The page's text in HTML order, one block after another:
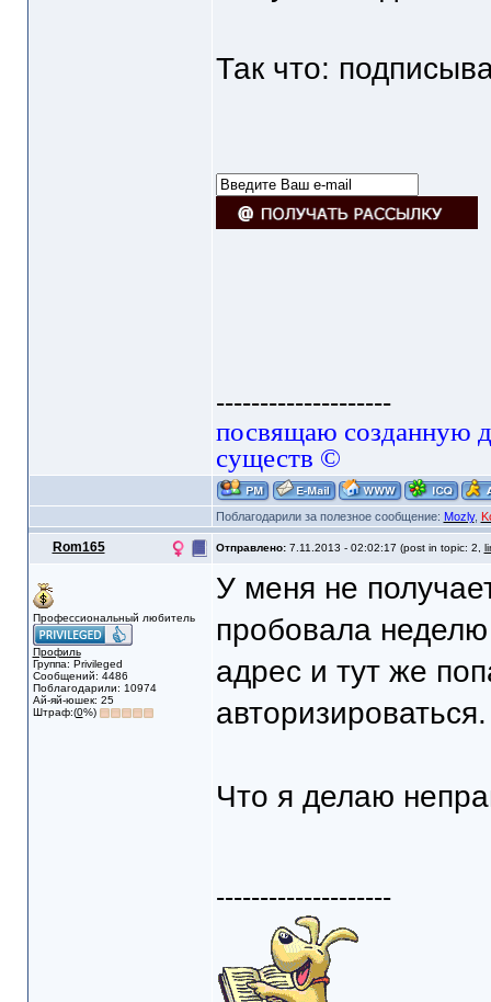
Так что:
--------------------
посвящаю созданную
существ ©
Поблагодарили за полезное сообщение: Mozly,
Rom165 Отправлено: 7.11.2013 - 02:02:17 (post in topic: 2,
Профессиональный любитель
Профиль
Группа: Privileged
Сообщений: 4486
Поблагодарили: 10974
Ай-яй-юшек: 25
Штраф:(0%)
У меня не
пробовала
адрес и тут же
авторизироваться.
Что я делаю
--------------------